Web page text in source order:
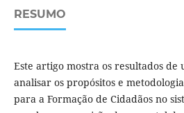
RESUMO
Este artigo mostra os resultados de
analisar os propósitos e
para a Formação de Cidadãos no